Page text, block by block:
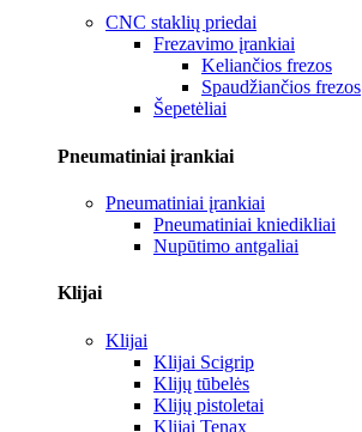
CNC staklių priedai
Frezavimo įrankiai
Keliančios frezos
Spaudžiančios frezos
Šepetėliai
Pneumatiniai įrankiai
Pneumatiniai įrankiai
Pneumatiniai kniedikliai
Nupūtimo antgaliai
Klijai
Klijai
Klijai Scigrip
Klijų tūbelės
Klijų pistoletai
Klijai Tenax